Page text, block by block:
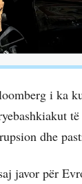
i ka
dhe
javor për